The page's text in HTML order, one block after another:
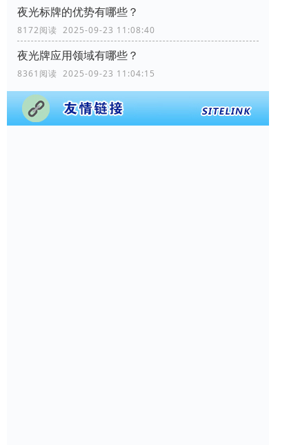
夜光标牌的优势有哪些？
8172阅读 2025-09-23 11:08:40
夜光牌应用领域有哪些？
8361阅读 2025-09-23 11:04:15